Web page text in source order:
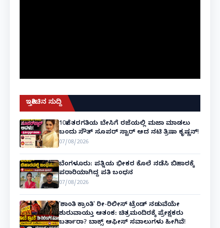
ಇತ್ತೀಚಿನ ಸುದ್ದಿ
10ನೇ ತರಗತಿಯ ಬೇಸಿಗೆ ರಜೆಯಲ್ಲಿ ಮಜಾ ಮಾಡಲು
ಬಂದು ಸೌತ್ ಸೂಪರ್ ಸ್ಟಾರ್ ಆದ ನಟಿ ತ್ರಿಷಾ ಕೃಷ್ಣನ್!
07/08/2026
ಬೆಂಗಳೂರು: ಪತ್ನಿಯ ಭೀಕರ ಕೊಲೆ ನಡೆಸಿ ಬಿಹಾರಕ್ಕೆ
ಪರಾರಿಯಾಗಿದ್ದ ಪತಿ ಬಂಧನ
07/08/2026
'ಶಾಂತಿ ಕ್ರಾಂತಿ' ರೀ-ರಿಲೀಸ್ ಟ್ರೆಂಡ್ ನಡುವೆಯೇ
ಶುರುವಾಯ್ತು ಆತಂಕ: ಚಿತ್ರಮಂದಿರಕ್ಕೆ ಪ್ರೇಕ್ಷಕರು
ಬರ್ತಾರಾ? ಬಾಕ್ಸ್ ಆಫೀಸ್ ಸವಾಲುಗಳು ಹೀಗಿವೆ!